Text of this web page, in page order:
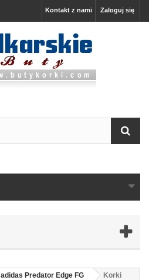
Zaloguj się
Kontakt z nami
adidas Predator Edge FG
Korki